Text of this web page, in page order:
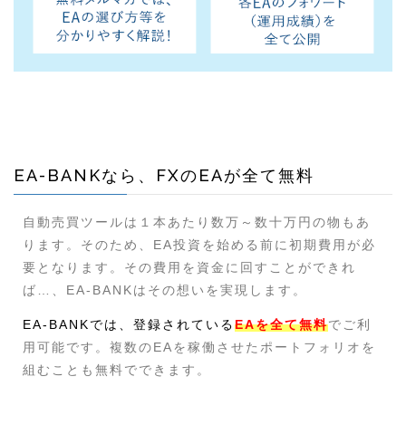
EA-BANKなら、FXのEAが全て無料
自動売買ツールは１本あたり数万～数十万円の物もあ
ります。そのため、EA投資を始める前に初期費用が必
要となります。その費用を資金に回すことができれ
ば…、EA-BANKはその想いを実現します。
EA-BANKでは、登録されているEAを全て無料でご利
用可能です。複数のEAを稼働させたポートフォリオを
組むことも無料でできます。